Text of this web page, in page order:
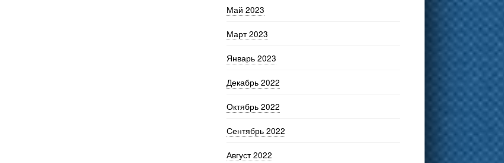
Май 2023
Март 2023
Январь 2023
Декабрь 2022
Октябрь 2022
Сентябрь 2022
Август 2022